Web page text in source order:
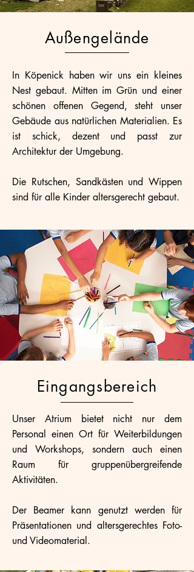
Außengelände
In Köpenick haben wir uns ein kleines
Nest gebaut. Mitten im Grün und einer
schönen offenen Gegend, steht unser
Gebäude aus natürlichen Materialien. Es
ist schick, dezent und passt zur
Architektur der Umgebung.
Die Rutschen, Sandkästen und Wippen
sind für alle Kinder altersgerecht gebaut.
Eingangsbereich
Unser Atrium bietet nicht nur dem
Personal einen Ort für Weiterbildungen
und Workshops, sondern auch einen
Raum für gruppenübergreifende
Aktivitäten.
Der Beamer kann genutzt werden für
Präsentationen und altersgerechtes Foto-
und Videomaterial.